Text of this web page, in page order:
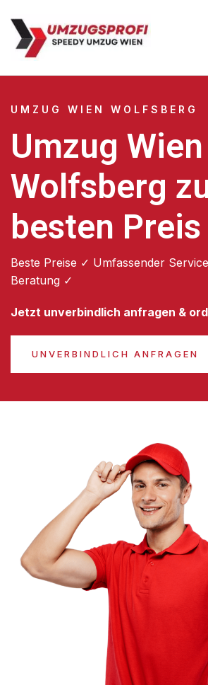
UMZUG WIEN WOLFSBERG
Umzug Wien
Wolfsberg
besten Preis
Beste Preise ✓ Umfassender
Beratung ✓
Jetzt unverbindlich anfragen &
UNVERBINDLICH ANFRAGEN